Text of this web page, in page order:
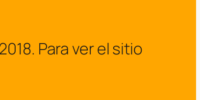
Para ver el sitio